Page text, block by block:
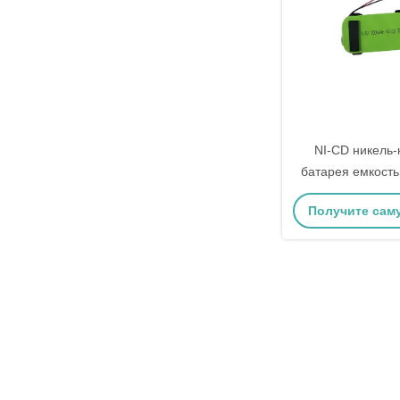
NI-CD
батарея
мАч и
зарядки 0,5 А,
Получите